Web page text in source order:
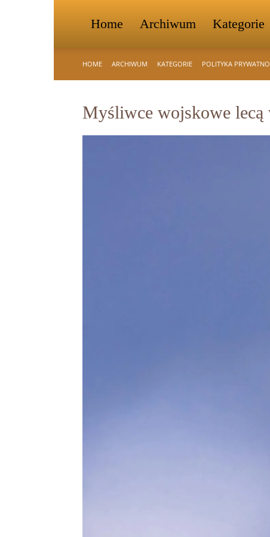
Home Archiwum Kategorie
HOME ARCHIWUM KATEGORIE POLITYKA
Myśliwce wojskowe lecą